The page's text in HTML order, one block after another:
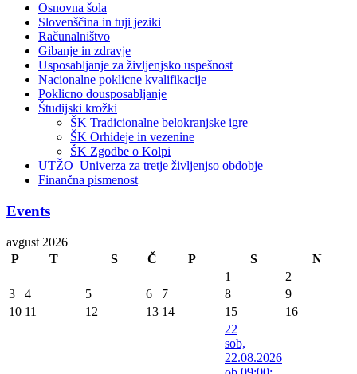
Osnovna šola
Slovenščina in tuji jeziki
Računalništvo
Gibanje in zdravje
Usposabljanje za življenjsko uspešnost
Nacionalne poklicne kvalifikacije
Poklicno dousposabljanje
Študijski krožki
ŠK Tradicionalne belokranjske igre
ŠK Orhideje in vezenine
ŠK Zgodbe o Kolpi
UTŽO_Univerza za tretje življenjso obdobje
Finančna pismenost
Events
avgust 2026
P
T S Č P S
N
1
2
3
4 5 6 7 8
9
10 11 12 13 14 15 16
22
sob,
22.08.2026